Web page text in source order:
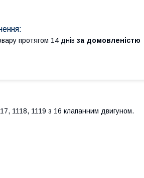
протягом 14 днів за домовленістю
1118, 1119 з 16 клапанним двигуном.